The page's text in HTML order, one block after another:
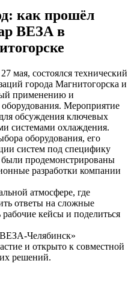
как прошёл
ВЕЗА в
мая, состоялся технический
города Магнитогорска и
применению и
Мероприятие
обсуждения ключевых
системами охлаждения.
оборудования, его
систем под специфику
продемонстрированы
разработки компании
атмосфере, где
ответы на сложные
кейсы и поделиться
Челябинск»
и открыто к совместной
решений.